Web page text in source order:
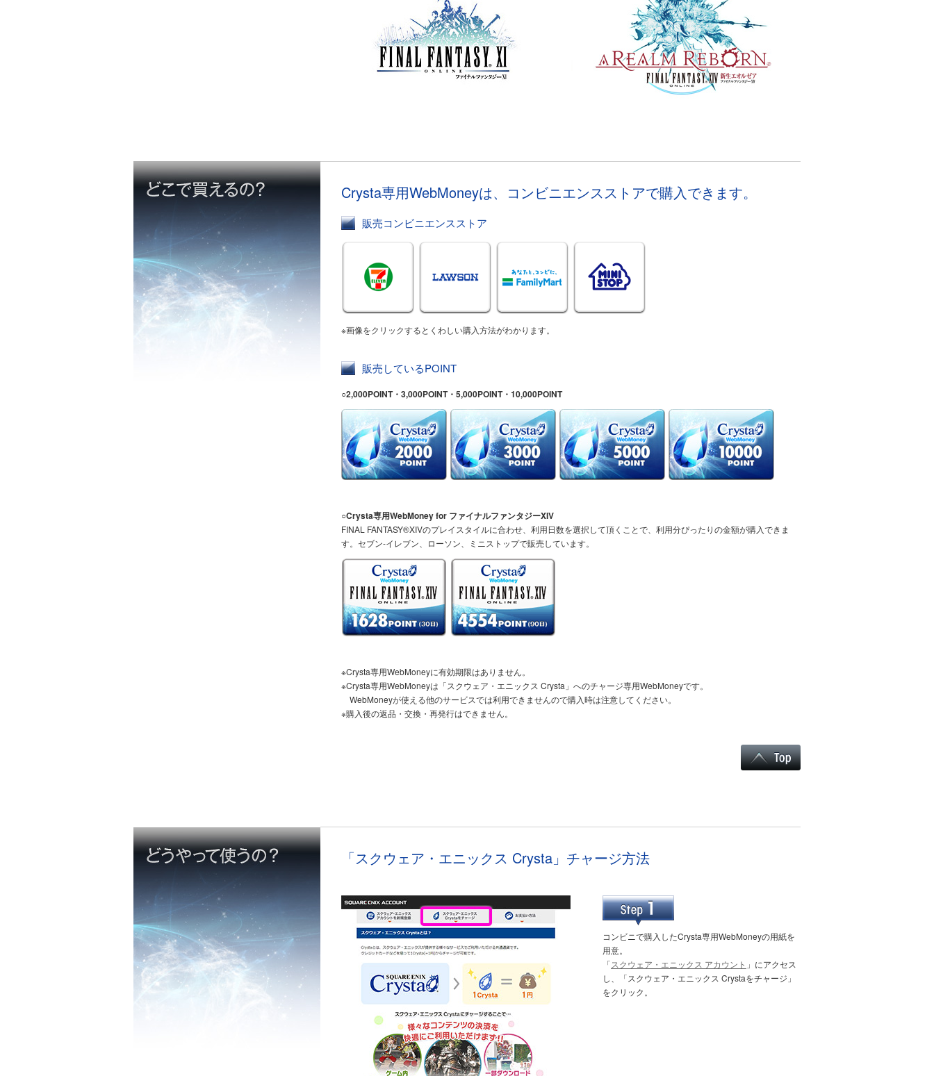
Crysta専用WebMoneyは、コンビニエンスストアで購入できます。
販売コンビニエンスストア
※画像をクリックするとくわしい購入方法がわかります。
販売しているPOINT
○2,000POINT・3,000POINT・5,000POINT・10,000POINT
○Crysta専用WebMoney for ファイナルファンタジーXIV
FINAL FANTASY®XIVのプレイスタイルに合わせ、利用日数を選択して頂くことで、利用分ぴったりの金額が購入できま
す。セブン-イレブン、ローソン、ミニストップで販売しています。
※Crysta専用WebMoneyに有効期限はありません。
※Crysta専用WebMoneyは「スクウェア・エニックス Crysta」へのチャージ専用WebMoneyです。
WebMoneyが使える他のサービスでは利用できませんので購入時は注意してください。
※購入後の返品・交換・再発行はできません。
「スクウェア・エニックス Crysta」チャージ方法
コンビニで購入したCrysta専用WebMoneyの用紙を
用意。
「スクウェア・エニックス アカウント 」にアクセス
し、「スクウェア・エニックス Crystaをチャージ」
をクリック。